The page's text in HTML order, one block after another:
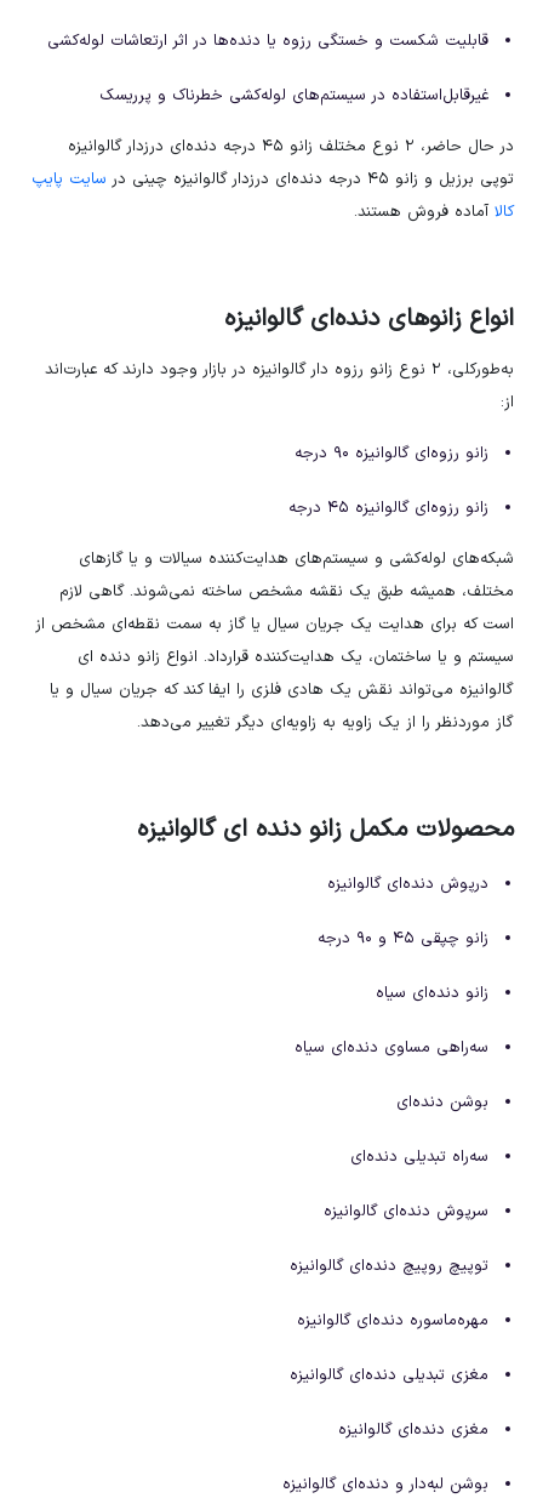
قابلیت شکست و خستگی رزوه یا دنده‌ها در اثر ارتعاشات لوله‌کشی
غیرقابل‌استفاده در سیستم‌های لوله‌کشی خطرناک و پرریسک
در حال حاضر، ۲ نوع مختلف زانو ۴۵ درجه دنده‌ای درزدار گالوانیزه
توپی برزیل و زانو ۴۵ درجه دنده‌ای درزدار گالوانیزه چینی در
سایت پایپ
کالا آماده فروش هستند.
انواع زانوهای دنده‌ای گالوانیزه
به‌طورکلی، ۲ نوع زانو رزوه دار گالوانیزه در بازار وجود دارند که عبارت‌اند
از:
زانو رزوه‌ای گالوانیزه ۹۰ درجه
زانو رزوه‌ای گالوانیزه ۴۵ درجه
شبکه‌های لوله‌کشی و سیستم‌های هدایت‌کننده سیالات و یا گازهای
مختلف، همیشه طبق یک نقشه مشخص ساخته نمی‌شوند. گاهی لازم
است که برای هدایت یک جریان سیال یا گاز به سمت نقطه‌ای مشخص از
سیستم و یا ساختمان، یک هدایت‌کننده قرارداد. انواع زانو دنده ای
گالوانیزه می‌تواند نقش یک هادی فلزی را ایفا کند که جریان سیال و یا
گاز موردنظر را از یک زاویه به زاویه‌ای دیگر تغییر می‌دهد.
محصولات مکمل زانو دنده ای گالوانیزه
درپوش دنده‌ای گالوانیزه
زانو چپقی ۴۵ و ۹۰ درجه
زانو دنده‌ای سیاه
سه‌راهی مساوی دنده‌ای سیاه
بوشن دنده‌ای
سه‌راه تبدیلی دنده‌ای
سرپوش دنده‌ای گالوانیزه
توپیچ روپیچ دنده‌ای گالوانیزه
مهره‌ماسوره دنده‌ای گالوانیزه
مغزی تبدیلی دنده‌ای گالوانیزه
مغزی دنده‌ای گالوانیزه
بوشن لبه‌دار و دنده‌ای گالوانیزه